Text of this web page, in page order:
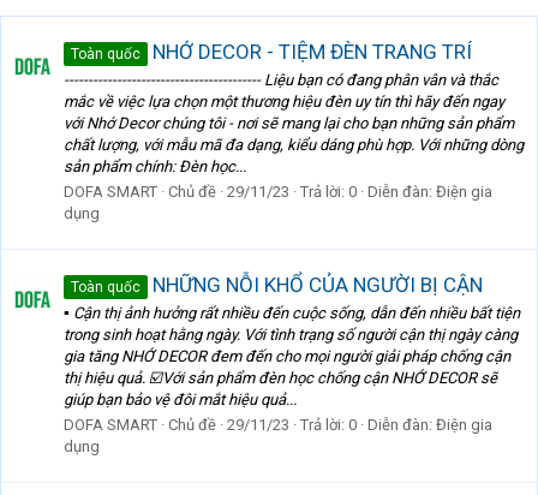
Toàn quốc NHỚ DECOR - TIỆM ĐÈN TRANG TRÍ
----------------------------------------- Liệu bạn có đang phân vân và thắc
mắc về việc lựa chọn một thương hiệu đèn uy tín thì hãy đến ngay
với Nhớ Decor chúng tôi - nơi sẽ mang lại cho bạn những sản phẩm
chất lượng, với mẫu mã đa dạng, kiểu dáng phù hợp. Với những dòng
sản phẩm chính: Đèn học...
DOFA SMART Chủ đề 29/11/23 Trả lời: 0 Diễn đàn: Điện gia
dụng
Toàn quốc NHỮNG NỖI KHỔ CỦA NGƯỜI BỊ CẬN
▪️ Cận thị ảnh hưởng rất nhiều đến cuộc sống, dẫn đến nhiều bất tiện
trong sinh hoạt hằng ngày. Với tình trạng số người cận thị ngày càng
gia tăng NHỚ DECOR đem đến cho mọi người giải pháp chống cận
thị hiệu quả. ☑️Với sản phẩm đèn học chống cận NHỚ DECOR sẽ
giúp bạn bảo vệ đôi mắt hiệu quả...
DOFA SMART Chủ đề 29/11/23 Trả lời: 0 Diễn đàn: Điện gia
dụng